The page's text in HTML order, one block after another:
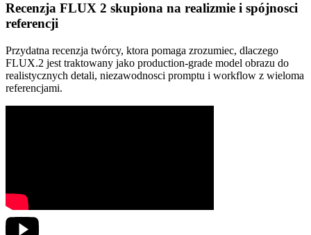
Recenzja FLUX 2 skupiona na realizmie i spójnosci
referencji
Przydatna recenzja twórcy, ktora pomaga zrozumiec, dlaczego
FLUX.2 jest traktowany jako production-grade model obrazu do
realistycznych detali, niezawodnosci promptu i workflow z wieloma
referencjami.